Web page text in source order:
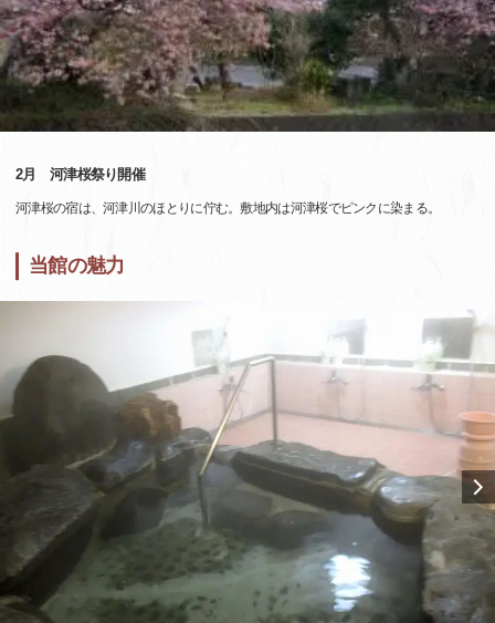
2月 河津桜祭り開催
河津桜の宿は、河津川のほとりに佇む。敷地内は河津桜でピンクに染まる。
当館の魅力